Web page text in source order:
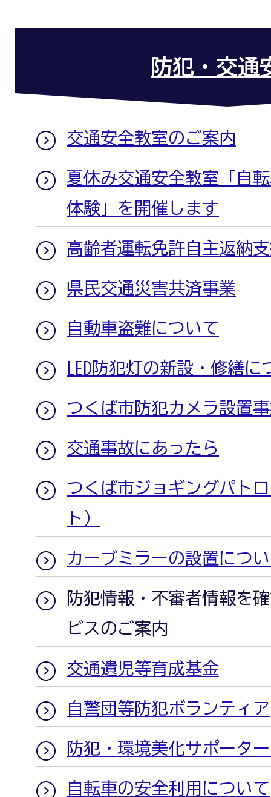
防犯・交通
交通安全教室のご案内
夏休み交通安全教室「自
体験」を開催します
高齢者運転免許自主返納
県民交通災害共済事業
自動車盗難について
LED防犯灯の新設・修繕に
つくば市防犯カメラ設置
交通事故にあったら
つくば市ジョギングパト
ト）
カーブミラーの設置につ
防犯情報・不審者情報を
ビスのご案内
交通遺児等育成基金
自警団等防犯ボランティア
防犯・環境美化サポータ
自転車の安全利用について